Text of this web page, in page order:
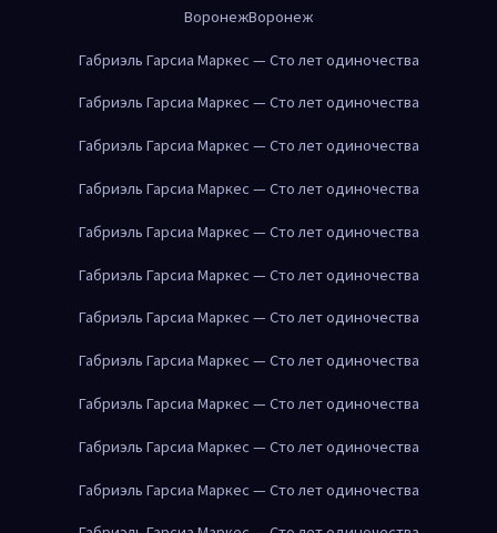
ВоронежВоронеж
Габриэль Гарсиа Маркес — Сто лет одиночества
Габриэль Гарсиа Маркес — Сто лет одиночества
Габриэль Гарсиа Маркес — Сто лет одиночества
Габриэль Гарсиа Маркес — Сто лет одиночества
Габриэль Гарсиа Маркес — Сто лет одиночества
Габриэль Гарсиа Маркес — Сто лет одиночества
Габриэль Гарсиа Маркес — Сто лет одиночества
Габриэль Гарсиа Маркес — Сто лет одиночества
Габриэль Гарсиа Маркес — Сто лет одиночества
Габриэль Гарсиа Маркес — Сто лет одиночества
Габриэль Гарсиа Маркес — Сто лет одиночества